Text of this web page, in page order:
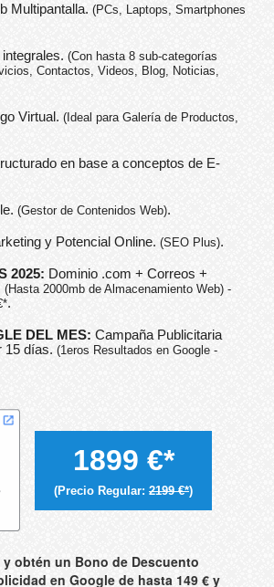
Multipantalla. (PCs, Laptops, Smartphones
(Con hasta 8 sub-categorías
Contactos, Videos, Blog, Noticias,
Virtual. (Ideal para Galería de Productos,
en base a conceptos de E-
(Gestor de Contenidos Web).
y Potencial Online. (SEO Plus).
2025: Dominio .com + Correos +
(Hasta 2000mb de Almacenamiento Web) -
.
DEL MES: Campaña Publicitaria
15 días. (1eros Resultados en Google -
1899 €*
(Precio Regular: 2199 €*)
y obtén un Bono de Descuento
en Google de hasta 149 € y